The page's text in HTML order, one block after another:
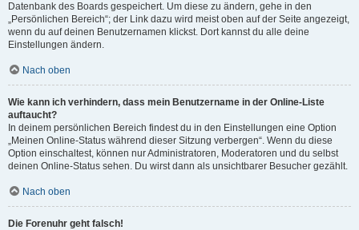
Datenbank des Boards gespeichert. Um diese zu ändern, gehe in den
„Persönlichen Bereich“; der Link dazu wird meist oben auf der Seite angezeigt,
wenn du auf deinen Benutzernamen klickst. Dort kannst du alle deine
Einstellungen ändern.
Nach oben
Wie kann ich verhindern, dass mein Benutzername in der Online-Liste
auftaucht?
In deinem persönlichen Bereich findest du in den Einstellungen eine Option
„Meinen Online-Status während dieser Sitzung verbergen“. Wenn du diese
Option einschaltest, können nur Administratoren, Moderatoren und du selbst
deinen Online-Status sehen. Du wirst dann als unsichtbarer Besucher gezählt.
Nach oben
Die Forenuhr geht falsch!